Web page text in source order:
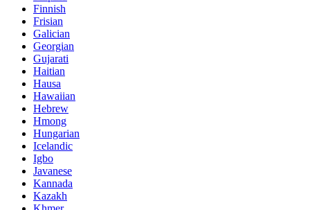
Finnish
Frisian
Galician
Georgian
Gujarati
Haitian
Hausa
Hawaiian
Hebrew
Hmong
Hungarian
Icelandic
Igbo
Javanese
Kannada
Kazakh